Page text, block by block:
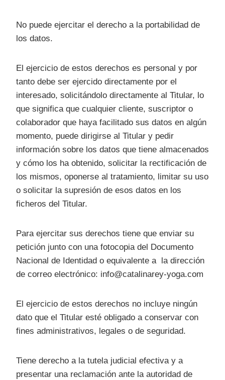
No puede ejercitar el derecho a la portabilidad de
los datos.
El ejercicio de estos derechos es personal y por
tanto debe ser ejercido directamente por el
interesado, solicitándolo directamente al Titular, lo
que significa que cualquier cliente, suscriptor o
colaborador que haya facilitado sus datos en algún
momento, puede dirigirse al Titular y pedir
información sobre los datos que tiene almacenados
y cómo los ha obtenido, solicitar la rectificación de
los mismos, oponerse al tratamiento, limitar su uso
o solicitar la supresión de esos datos en los
ficheros del Titular.
Para ejercitar sus derechos tiene que enviar su
petición junto con una fotocopia del Documento
Nacional de Identidad o equivalente a la dirección
de correo electrónico: info@catalinarey-yoga.com
El ejercicio de estos derechos no incluye ningún
dato que el Titular esté obligado a conservar con
fines administrativos, legales o de seguridad.
Tiene derecho a la tutela judicial efectiva y a
presentar una reclamación ante la autoridad de